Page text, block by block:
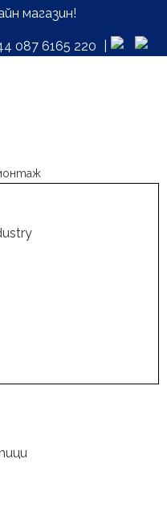
магазин!
087 6165 220